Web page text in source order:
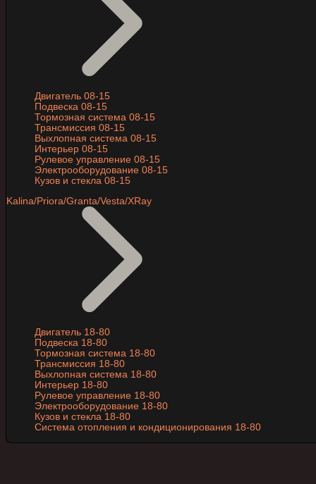
Двигатель 08-15
Подвеска 08-15
Тормозная система 08-15
Трансмиссия 08-15
Выхлопная система 08-15
Интерьер 08-15
Рулевое управление 08-15
Электрооборудование 08-15
Кузов и стекла 08-15
Kalina/Priora/Granta/Vesta/XRay
Двигатель 18-80
Подвеска 18-80
Тормозная система 18-80
Трансмиссия 18-80
Выхлопная система 18-80
Интерьер 18-80
Рулевое управление 18-80
Электрооборудование 18-80
Кузов и стекла 18-80
Система отопления и кондиционирования 18-80